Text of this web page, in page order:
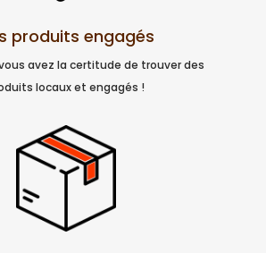
produits engagés
avez la certitude de trouver des
locaux et engagés !